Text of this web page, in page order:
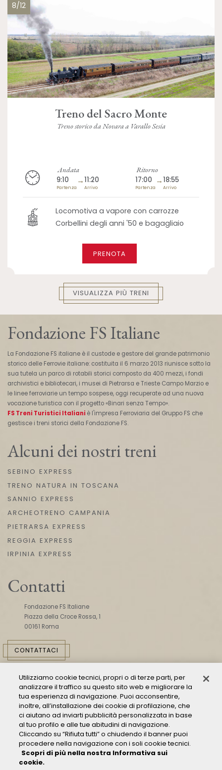
8/12
Treno del Sacro Monte
Treno storico da Novara a Varallo Sesia
Andata
9:10
Partenza
→11:20
Arrivo
Ritorno
17:00
Partenza
→18:55
Arrivo
Locomotiva a vapore con carrozze
Corbellini degli anni '50 e bagagliaio
PRENOTA
VISUALIZZA PIÙ TRENI
Fondazione FS Italiane
La Fondazione FS italiane è il custode e gestore del grande patrimonio
storico delle Ferrovie italiane: costituita il 6 marzo 2013 riunisce sotto la
sua tutela un parco di rotabili storici composto da 400 mezzi, i fondi
archivistici e bibliotecari, i musei di Pietrarsa e Trieste Campo Marzio e
le linee ferroviarie un tempo sospese, oggi recuperate ad una nuova
vocazione turistica con il progetto «Binari senza Tempo».
FS Treni Turistici Italiani è l'impresa Ferroviaria del Gruppo FS che
gestisce i treni storici della Fondazione FS.
Alcuni dei nostri treni
SEBINO EXPRESS
TRENO NATURA IN TOSCANA
SANNIO EXPRESS
ARCHEOTRENO CAMPANIA
PIETRARSA EXPRESS
REGGIA EXPRESS
IRPINIA EXPRESS
Contatti
Fondazione FS Italiane
Piazza della Croce Rossa, 1
00161 Roma
CONTATTACI
Consulta il Modello 231
Gestione delle segnalazioni - Whistleblowing
Condizioni Generali di Trasporto
Privacy policy
Utilizziamo cookie tecnici, propri o di terze parti, per
analizzare il traffico su questo sito web e migliorare la
tua esperienza di navigazione. Puoi acconsentire,
inoltre, all’installazione dei cookie di profilazione, che
ci aiutano ad inviarti pubblicità personalizzata in base
al tuo profilo e alle tue abitudini di navigazione.
Cliccando su “Rifiuta tutti” o chiudendo il banner puoi
procedere nella navigazione con i soli cookie tecnici.
Scopri di più nella nostra Informativa sui
cookie.